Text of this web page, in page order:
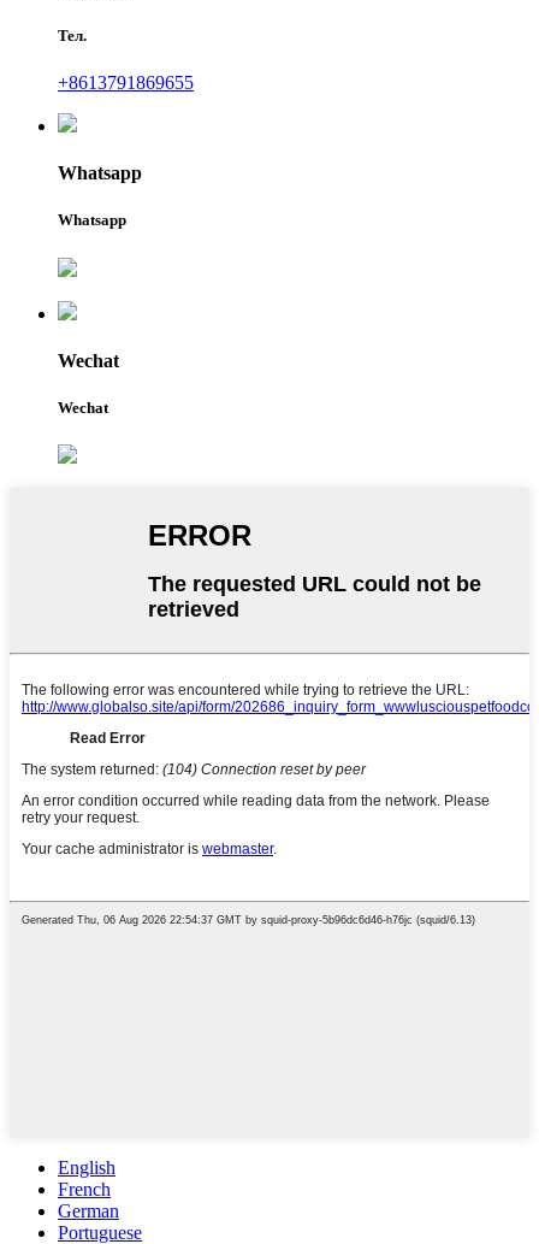
Тел.
+8613791869655
Whatsapp
Whatsapp
Wechat
Wechat
English
French
German
Portuguese